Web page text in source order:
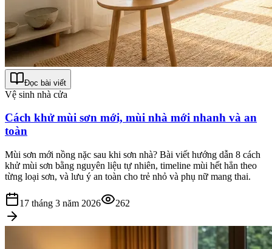
Đọc bài viết
Vệ sinh nhà cửa
Cách khử mùi sơn mới, mùi nhà mới nhanh và an
toàn
Mùi sơn mới nồng nặc sau khi sơn nhà? Bài viết hướng dẫn 8 cách
khử mùi sơn bằng nguyên liệu tự nhiên, timeline mùi hết hẳn theo
từng loại sơn, và lưu ý an toàn cho trẻ nhỏ và phụ nữ mang thai.
17 tháng 3 năm 2026 262